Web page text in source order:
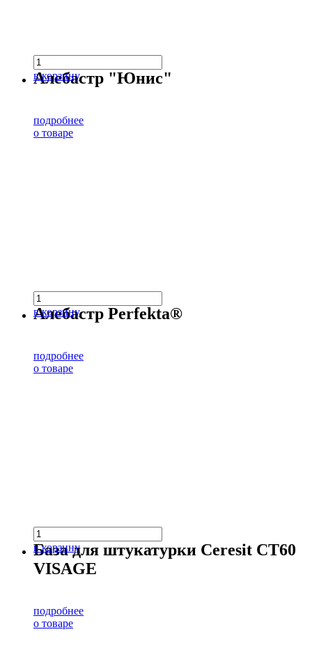
в корзину
Алебастр "Юнис"
подробнее
о товаре
в корзину
Алебастр Perfekta®
подробнее
о товаре
в корзину
База для штукатурки Ceresit CT60
VISAGE
подробнее
о товаре